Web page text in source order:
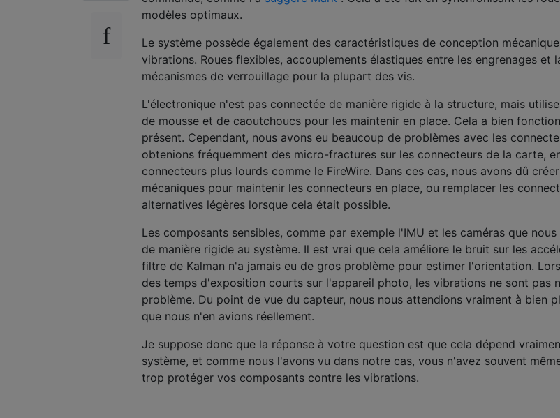
modèles optimaux.
Le système possède également des caractéristiques de conception
vibrations. Roues flexibles, accouplements élastiques entre les engrenages et
mécanismes de verrouillage pour la plupart des vis.
L'électronique n'est pas connectée de manière rigide à la structure, mais
de mousse et de caoutchoucs pour les maintenir en place. Cela a bien
présent. Cependant, nous avons eu beaucoup de problèmes avec les
obtenions fréquemment des micro-fractures sur les connecteurs de la carte,
connecteurs plus lourds comme le FireWire. Dans ces cas, nous avons dû
mécaniques pour maintenir les connecteurs en place, ou remplacer les
alternatives légères lorsque cela était possible.
Les composants sensibles, comme par exemple l'IMU et les caméras que
de manière rigide au système. Il est vrai que cela améliore le bruit sur les
filtre de Kalman n'a jamais eu de gros problème pour estimer l'orientation.
des temps d'exposition courts sur l'appareil photo, les vibrations ne sont pas
problème. Du point de vue du capteur, nous nous attendions vraiment à bien
que nous n'en avions réellement.
Je suppose donc que la réponse à votre question est que cela dépend
système, et comme nous l'avons vu dans notre cas, vous n'avez souvent
trop protéger vos composants contre les vibrations.